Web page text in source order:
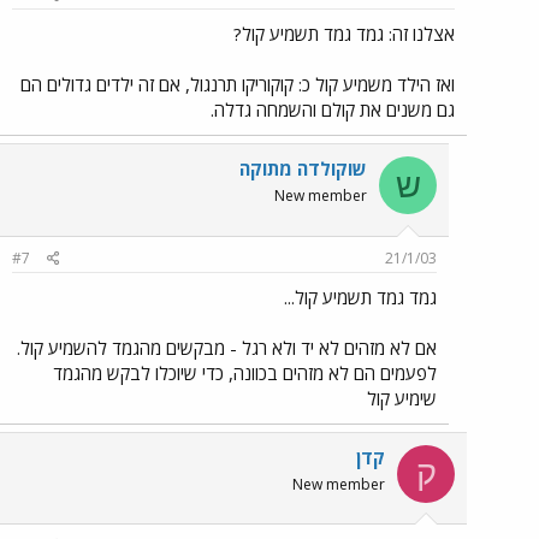
אצלנו זה: גמד גמד תשמיע קול?
ואז הילד משמיע קול כ: קוקוריקו תרנגול, אם זה ילדים גדולים הם
גם משנים את קולם והשמחה גדלה.
ש שוקולדה מתוקה
New member
21/1/03
#7
גמד גמד תשמיע קול...
אם לא מזהים לא יד ולא רגל - מבקשים מהגמד להשמיע קול.
לפעמים הם לא מזהים בכוונה, כדי שיוכלו לבקש מהגמד
שימיע קול
ק קדן
New member